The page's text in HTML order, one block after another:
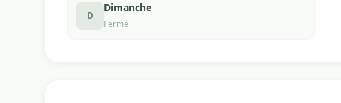
D
Dimanche
Fermé